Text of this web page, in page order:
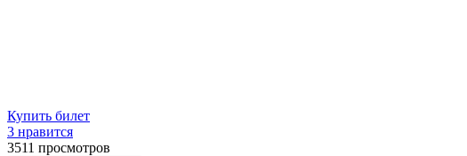
Купить билет
3 нравится
3511 просмотров